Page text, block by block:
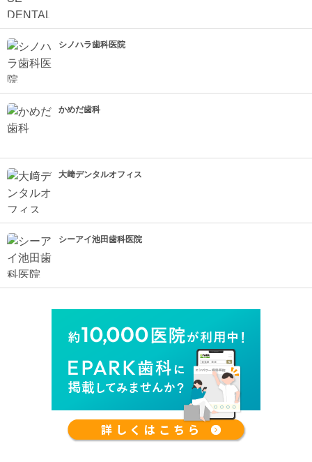
シノハラ歯科医院
かめだ歯科
大﨑デンタルオフィス
シーアイ池田歯科医院